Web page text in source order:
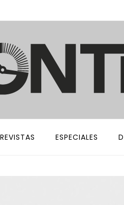
ESPECIALES